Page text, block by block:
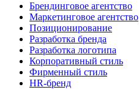
Брендинговое агентство
Маркетинговое агентство
Позиционирование
Разработка бренда
Разработка логотипа
Корпоративный стиль
Фирменный стиль
HR-бренд